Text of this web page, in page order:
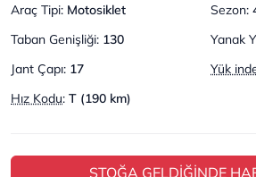
Araç Tipi: Motosiklet Sezon:
Taban Genişliği: 130 Yanak
Jant Çapı: 17 Yük
Hız Kodu: T (190 km)
STOĞA GELDİĞİNDE